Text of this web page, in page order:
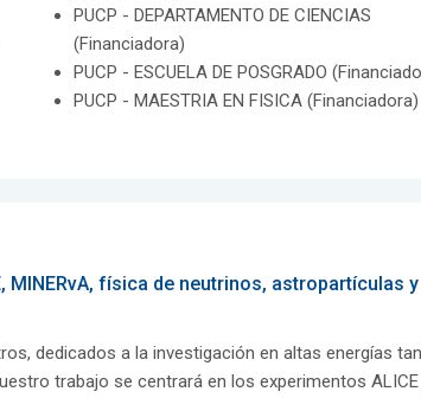
PUCP - DEPARTAMENTO DE CIENCIAS
(Financiadora)
PUCP - ESCUELA DE POSGRADO
PUCP - MAESTRIA EN FISICA (Financiadora)
física de neutrinos, astropartículas y
dedicados a la investigación en altas energías
trabajo se centrará en los experimentos ALICE